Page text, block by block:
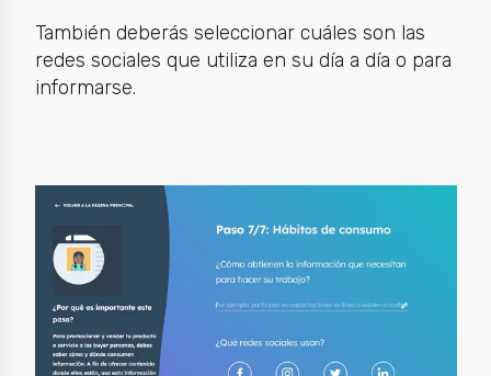
También deberás seleccionar cuáles son las
redes sociales que utiliza en su día a día o para
informarse.